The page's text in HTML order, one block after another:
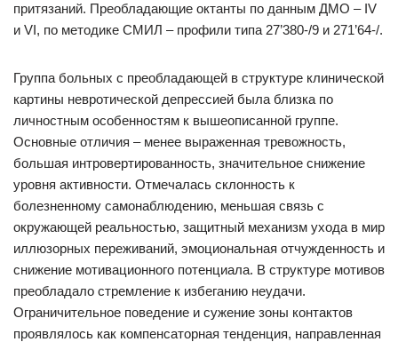
притязаний. Преобладающие октанты по данным ДМО – IV
и VI, по методике СМИЛ – профили типа 27’380-/9 и 271’64-/.
Группа больных с преобладающей в структуре клинической
картины невротической депрессией была близка по
личностным особенностям к вышеописанной группе.
Основные отличия – менее выраженная тревожность,
большая интровертированность, значительное снижение
уровня активности. Отмечалась склонность к
болезненному самонаблюдению, меньшая связь с
окружающей реальностью, защитный механизм ухода в мир
иллюзорных переживаний, эмоциональная отчужденность и
снижение мотивационного потенциала. В структуре мотивов
преобладало стремление к избеганию неудачи.
Ограничительное поведение и сужение зоны контактов
проявлялось как компенсаторная тенденция, направленная